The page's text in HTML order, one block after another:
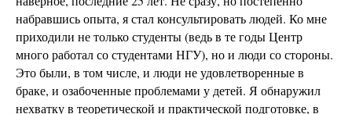
набравшись опыта, я стал консультировать людей. Ко мне
приходили не только студенты (ведь в те годы Центр
много работал со студентами НГУ), но и люди со стороны.
Это были, в том числе, и люди не удовлетворенные в
браке, и озабоченные проблемами у детей. Я обнаружил
нехватку в теоретической и практической подготовке, в